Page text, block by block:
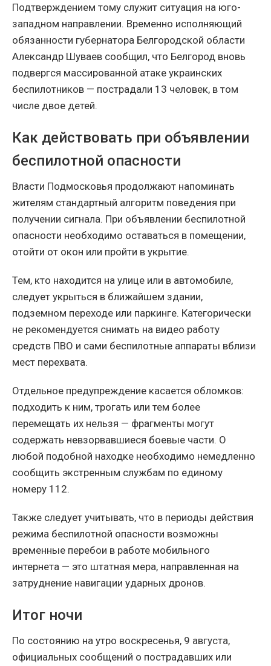
Подтверждением тому служит ситуация на юго-
западном направлении. Временно исполняющий
обязанности губернатора Белгородской области
Александр Шуваев сообщил, что Белгород вновь
подвергся массированной атаке украинских
беспилотников — пострадали 13 человек, в том
числе двое детей.
Как действовать при объявлении
беспилотной опасности
Власти Подмосковья продолжают напоминать
жителям стандартный алгоритм поведения при
получении сигнала. При объявлении беспилотной
опасности необходимо оставаться в помещении,
отойти от окон или пройти в укрытие.
Тем, кто находится на улице или в автомобиле,
следует укрыться в ближайшем здании,
подземном переходе или паркинге. Категорически
не рекомендуется снимать на видео работу
средств ПВО и сами беспилотные аппараты вблизи
мест перехвата.
Отдельное предупреждение касается обломков:
подходить к ним, трогать или тем более
перемещать их нельзя — фрагменты могут
содержать невзорвавшиеся боевые части. О
любой подобной находке необходимо немедленно
сообщить экстренным службам по единому
номеру 112.
Также следует учитывать, что в периоды действия
режима беспилотной опасности возможны
временные перебои в работе мобильного
интернета — это штатная мера, направленная на
затруднение навигации ударных дронов.
Итог ночи
По состоянию на утро воскресенья, 9 августа,
официальных сообщений о пострадавших или